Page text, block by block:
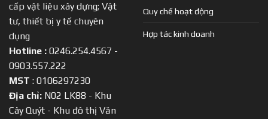
cấp vật liệu xây dựng; Vật
tư, thiết bị y tế chuyên
dụng
Hotline : 0246.254.4567 -
0903.557.222
MST : 0106297230
Địa chỉ: N02 LK88 - Khu
Cây Quýt - Khu đô thị Văn
Quy chế hoạt động
Hợp tác kinh doanh